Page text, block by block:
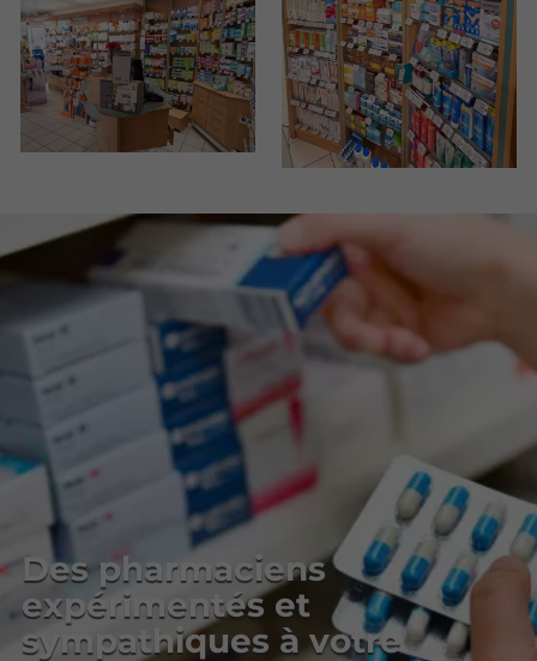
Des pharmaciens
expérimentés et
sympathiques à votre